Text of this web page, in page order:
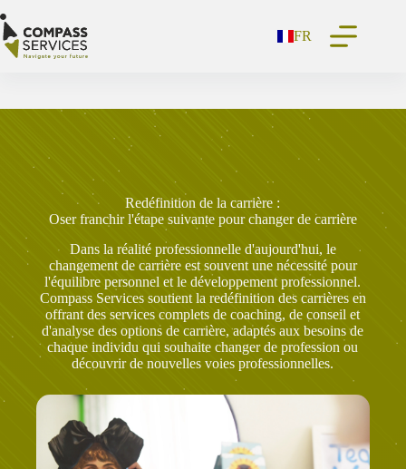
au
contenu
FR
Redéfinition de la carrière :
Oser franchir l'étape suivante pour changer de carrière
Dans la réalité professionnelle d'aujourd'hui, le
changement de carrière est souvent une nécessité pour
l'équilibre personnel et le développement professionnel.
Compass Services soutient la redéfinition des carrières en
offrant des services complets de coaching, de conseil et
d'analyse des options de carrière, adaptés aux besoins de
chaque individu qui souhaite changer de profession ou
découvrir de nouvelles voies professionnelles.